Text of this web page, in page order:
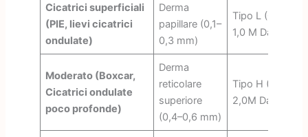
Cicatrici superficiali
(PIE, lievi cicatrici
ondulate)
Derma
papillare (0,1–
0,3 mm)
Tipo L (0,5 M–
1,0 M Da)
Moderato (Boxcar,
Cicatrici ondulate
poco profonde)
Derma
reticolare
superiore
(0,4–0,6 mm)
Tipo H (1,5M–
2,0M Da)